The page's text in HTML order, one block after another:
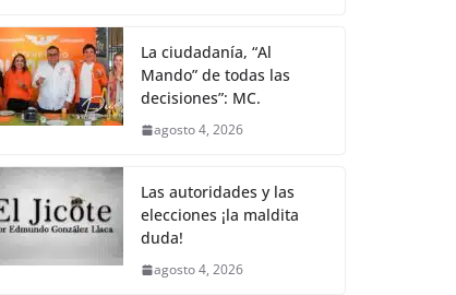
k
c
e
b
o
o
k
itt
er s
A
p
e
n
g
gr
a
La ciudadanía, “Al
Mando” de todas las
decisiones”: MC.
agosto 4, 2026
Las autoridades y las
elecciones ¡la maldita
duda!
agosto 4, 2026